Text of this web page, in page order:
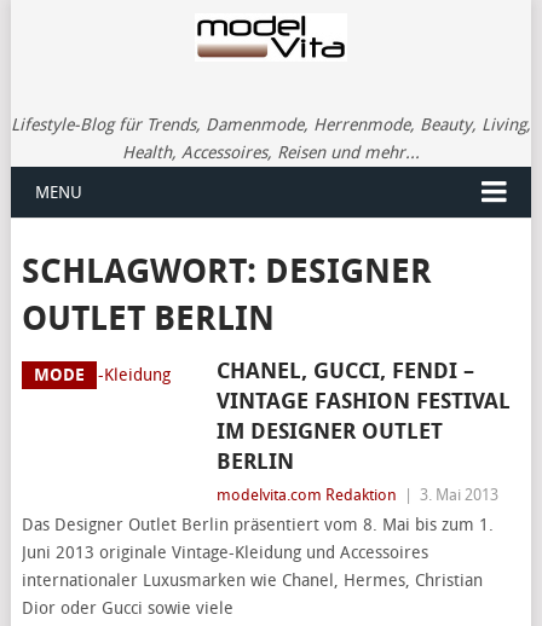
Lifestyle-Blog für Trends, Damenmode, Herrenmode, Beauty, Living,
Health, Accessoires, Reisen und mehr...
MENU
SCHLAGWORT: DESIGNER
OUTLET BERLIN
MODE
CHANEL, GUCCI, FENDI –
VINTAGE FASHION FESTIVAL
IM DESIGNER OUTLET
BERLIN
modelvita.com Redaktion 3. Mai 2013
Das Designer Outlet Berlin präsentiert vom 8. Mai bis zum 1.
Juni 2013 originale Vintage-Kleidung und Accessoires
internationaler Luxusmarken wie Chanel, Hermes, Christian
Dior oder Gucci sowie viele